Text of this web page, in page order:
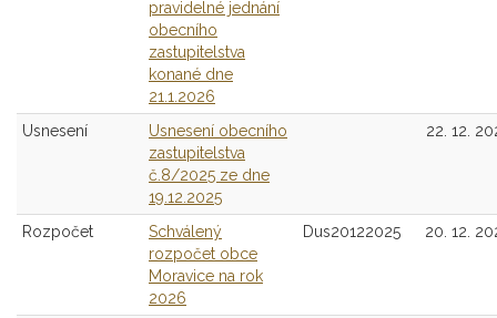
pravidelné jednání
obecního
zastupitelstva
konané dne
21.1.2026
Usnesení
Usnesení obecního
zastupitelstva
č.8/2025 ze dne
19.12.2025
22. 12.
Rozpočet
Schválený
rozpočet obce
Moravice na rok
2026
Dus20122025 20. 12.